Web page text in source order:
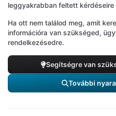
leggyakrabban feltett kérdéseire
Ha ott nem találod meg, amit
információra van szükséged,
rendelkezésedre.
Segítségre van
További